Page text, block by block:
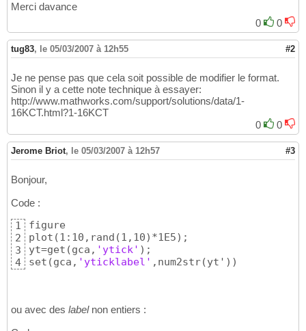
Merci davance
0
0
tug83, le 05/03/2007 à 12h55 #2
Je ne pense pas que cela soit possible de modifier le format.
Sinon il y a cette note technique à essayer:
http://www.mathworks.com/support/solutions/data/1-
16KCT.html?1-16KCT
0
0
Jerome Briot, le 05/03/2007 à 12h57 #3
Bonjour,
Code :
1
2
3
4
figure
plot (1:10,rand (1,10) *1E5) ;
yt=get (gca, 'ytick' ) ;
set (gca, 'yticklabel' ,num2str(yt' ) )
ou avec des labelnon entiers :